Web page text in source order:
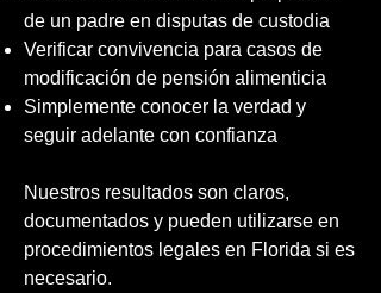
de un padre en disputas de custodia
Verificar convivencia para casos de
modificación de pensión alimenticia
Simplemente conocer la verdad y
seguir adelante con confianza
Nuestros resultados son claros,
documentados y pueden utilizarse en
procedimientos legales en Florida si es
necesario.